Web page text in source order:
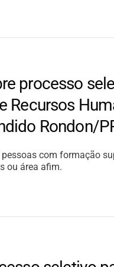
processo
Recursos
Rondon/
com formação
ou área afim.